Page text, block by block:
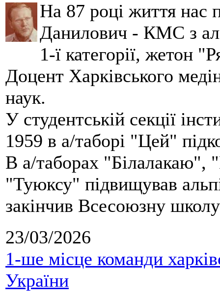
На 87 році життя нас
Данилович - КМС з
1-ї категорії, жетон
Доцент Харківського
наук.
У студентській секції
1959 в а/таборі "Цей"
В а/таборах "Білалакаю",
"Туюксу" підвищував
закінчив Всесоюзну
23/03/2026
1-ше місце команди
України